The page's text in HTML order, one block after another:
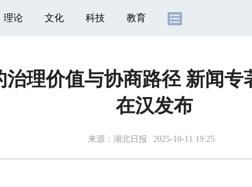
理论 文化 科技 教育
理价值与协商路径 新闻专
在汉发布
来源：湖北日报 2025-10-11 19:25